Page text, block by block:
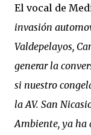
El vocal de
invasión
Valdepelayos,
generar la
si nuestro
la AV. San
Ambiente, ya ha